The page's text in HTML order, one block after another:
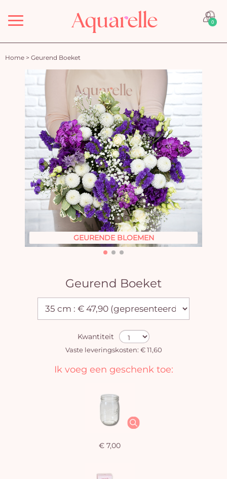
Menu 0
Home > Geurend Boeket
GEURENDE BLOEMEN
Geurend Boeket
Kwantiteit
Vaste leveringskosten: € 11,60
Ik voeg een geschenk toe:
€ 7,00